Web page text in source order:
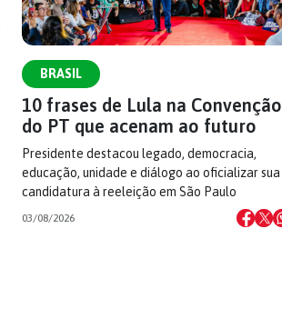
BRASIL
10 frases de Lula na Convenção
do PT que acenam ao futuro
Presidente destacou legado, democracia,
educação, unidade e diálogo ao oficializar sua
candidatura à reeleição em São Paulo
03/08/2026